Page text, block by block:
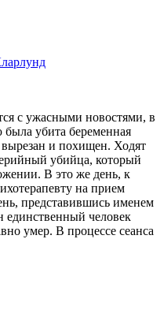
с ужасными новостями, в
убита беременная
и похищен. Ходят
убийца, который
В это же день, к
на прием
представившись именем
единственный человек
умер. В процессе сеанса